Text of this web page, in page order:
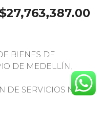
$27,763,387.00
BIENES DE
DE MEDELLÍN,
DE SERVICIOS No.